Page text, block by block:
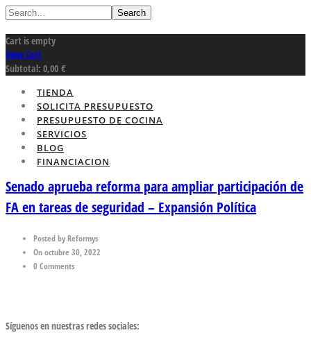
Search
Cart is empty
View Cart
Subtotal: 0,00 €
TIENDA
SOLICITA PRESUPUESTO
PRESUPUESTO DE COCINA
SERVICIOS
BLOG
FINANCIACION
Senado aprueba reforma para ampliar participación de
FA en tareas de seguridad – Expansión Política
Posted by Reformys
On octubre 30, 2022
0 Comments
Síguenos en nuestras redes sociales: